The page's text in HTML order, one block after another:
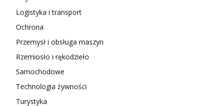
Logistyka i transport
Ochrona
Przemysł i obsługa maszyn
Rzemiosło i rękodzieło
Samochodowe
Technologia żywności
Turystyka